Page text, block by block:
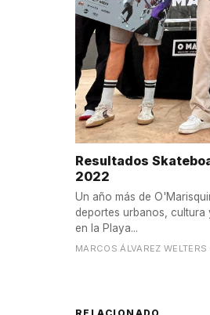
Resultados
2022
Un año más de
deportes urbanos,
en la Playa...
MARCOS ÁLVAREZ WELTERS